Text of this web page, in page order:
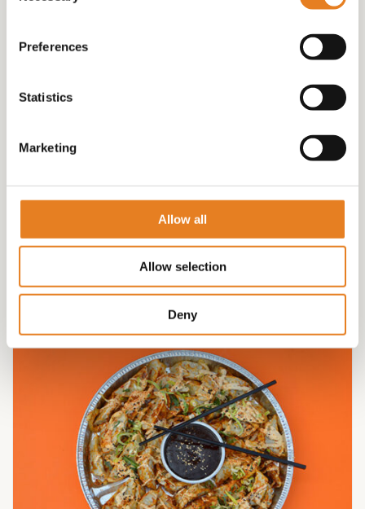
Preferences
Statistics
Marketing
Allow all
Allow selection
Deny
BORRELSCHAAL INCL 18 HAMBURGERS grote
€ 85.00